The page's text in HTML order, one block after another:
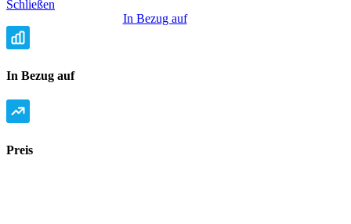
Schließen
In Bezug auf
In Bezug auf
Preis